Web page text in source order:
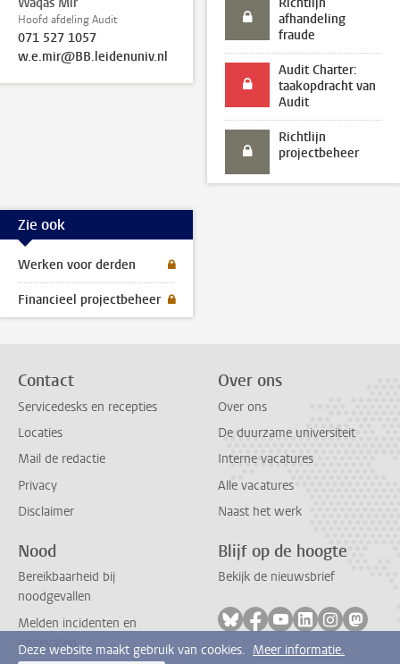
Waqas Mir
Hoofd afdeling Audit
071 527 1057
w.e.mir@BB.leidenuniv.nl
Richtlijn
afhandeling
fraude
Audit Charter:
taakopdracht van
Audit
Richtlijn
projectbeheer
Zie ook
Werken voor derden
Financieel projectbeheer
Contact
Servicedesks en recepties
Locaties
Mail de redactie
Privacy
Disclaimer
Over ons
Over ons
De duurzame universiteit
Interne vacatures
Alle vacatures
Naast het werk
Nood
Bereikbaarheid bij
noodgevallen
Melden incidenten en
ongevallen
Blijf op de hoogte
Bekijk de nieuwsbrief
Volg ons op bluesky
Volg ons op facebook
Volg ons op
Volg ons op
Volg ons
Volg
Deze website maakt gebruik van cookies. Meer informatie.